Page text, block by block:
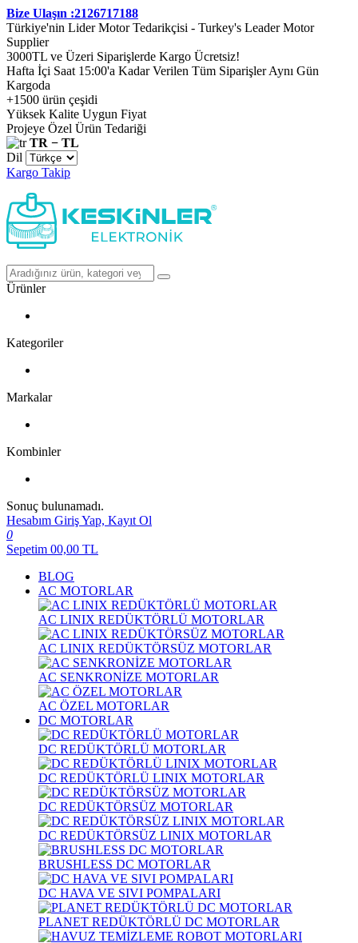
Bize Ulaşın :2126717188
Türkiye'nin Lider Motor Tedarikçisi - Turkey's Leader Motor
Supplier
3000TL ve Üzeri Siparişlerde Kargo Ücretsiz!
Hafta İçi Saat 15:00'a Kadar Verilen Tüm Siparişler Aynı Gün
Kargoda
+1500 ürün çeşidi
Yüksek Kalite Uygun Fiyat
Projeye Özel Ürün Tedariği
TR − TL
Dil
Kargo Takip
Ürünler
Kategoriler
Markalar
Kombinler
Sonuç bulunamadı.
Hesabım Giriş Yap, Kayıt Ol
0
Sepetim 00,00 TL
BLOG
AC MOTORLAR
AC LINIX REDÜKTÖRLÜ MOTORLAR
AC LINIX REDÜKTÖRSÜZ MOTORLAR
AC SENKRONİZE MOTORLAR
AC ÖZEL MOTORLAR
DC MOTORLAR
DC REDÜKTÖRLÜ MOTORLAR
DC REDÜKTÖRLÜ LINIX MOTORLAR
DC REDÜKTÖRSÜZ MOTORLAR
DC REDÜKTÖRSÜZ LINIX MOTORLAR
BRUSHLESS DC MOTORLAR
DC HAVA VE SIVI POMPALARI
PLANET REDÜKTÖRLÜ DC MOTORLAR